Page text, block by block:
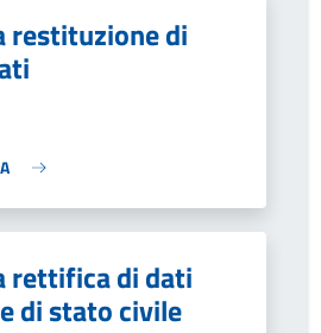
restituzione di
rettifica di dati
di stato civile